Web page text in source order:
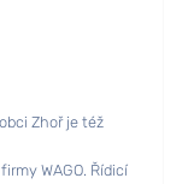
Zhoř je též
WAGO. Řídicí